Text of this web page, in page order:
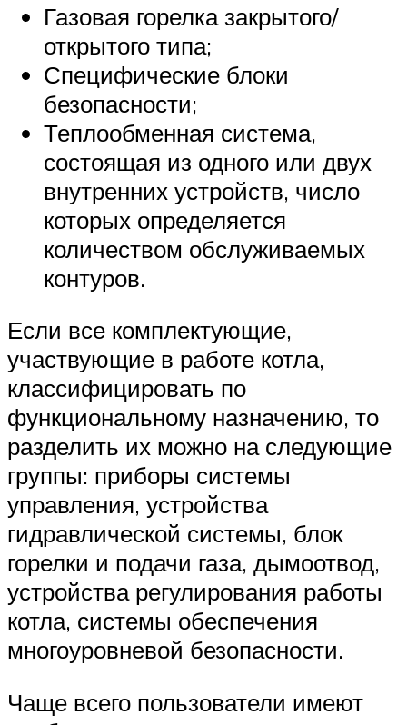
Газовая горелка закрытого/
открытого типа;
Специфические блоки
безопасности;
Теплообменная система,
состоящая из одного или двух
внутренних устройств, число
которых определяется
количеством обслуживаемых
контуров.
Если все комплектующие,
участвующие в работе котла,
классифицировать по
функциональному назначению, то
разделить их можно на следующие
группы: приборы системы
управления, устройства
гидравлической системы, блок
горелки и подачи газа, дымоотвод,
устройства регулирования работы
котла, системы обеспечения
многоуровневой безопасности.
Чаще всего пользователи имеют